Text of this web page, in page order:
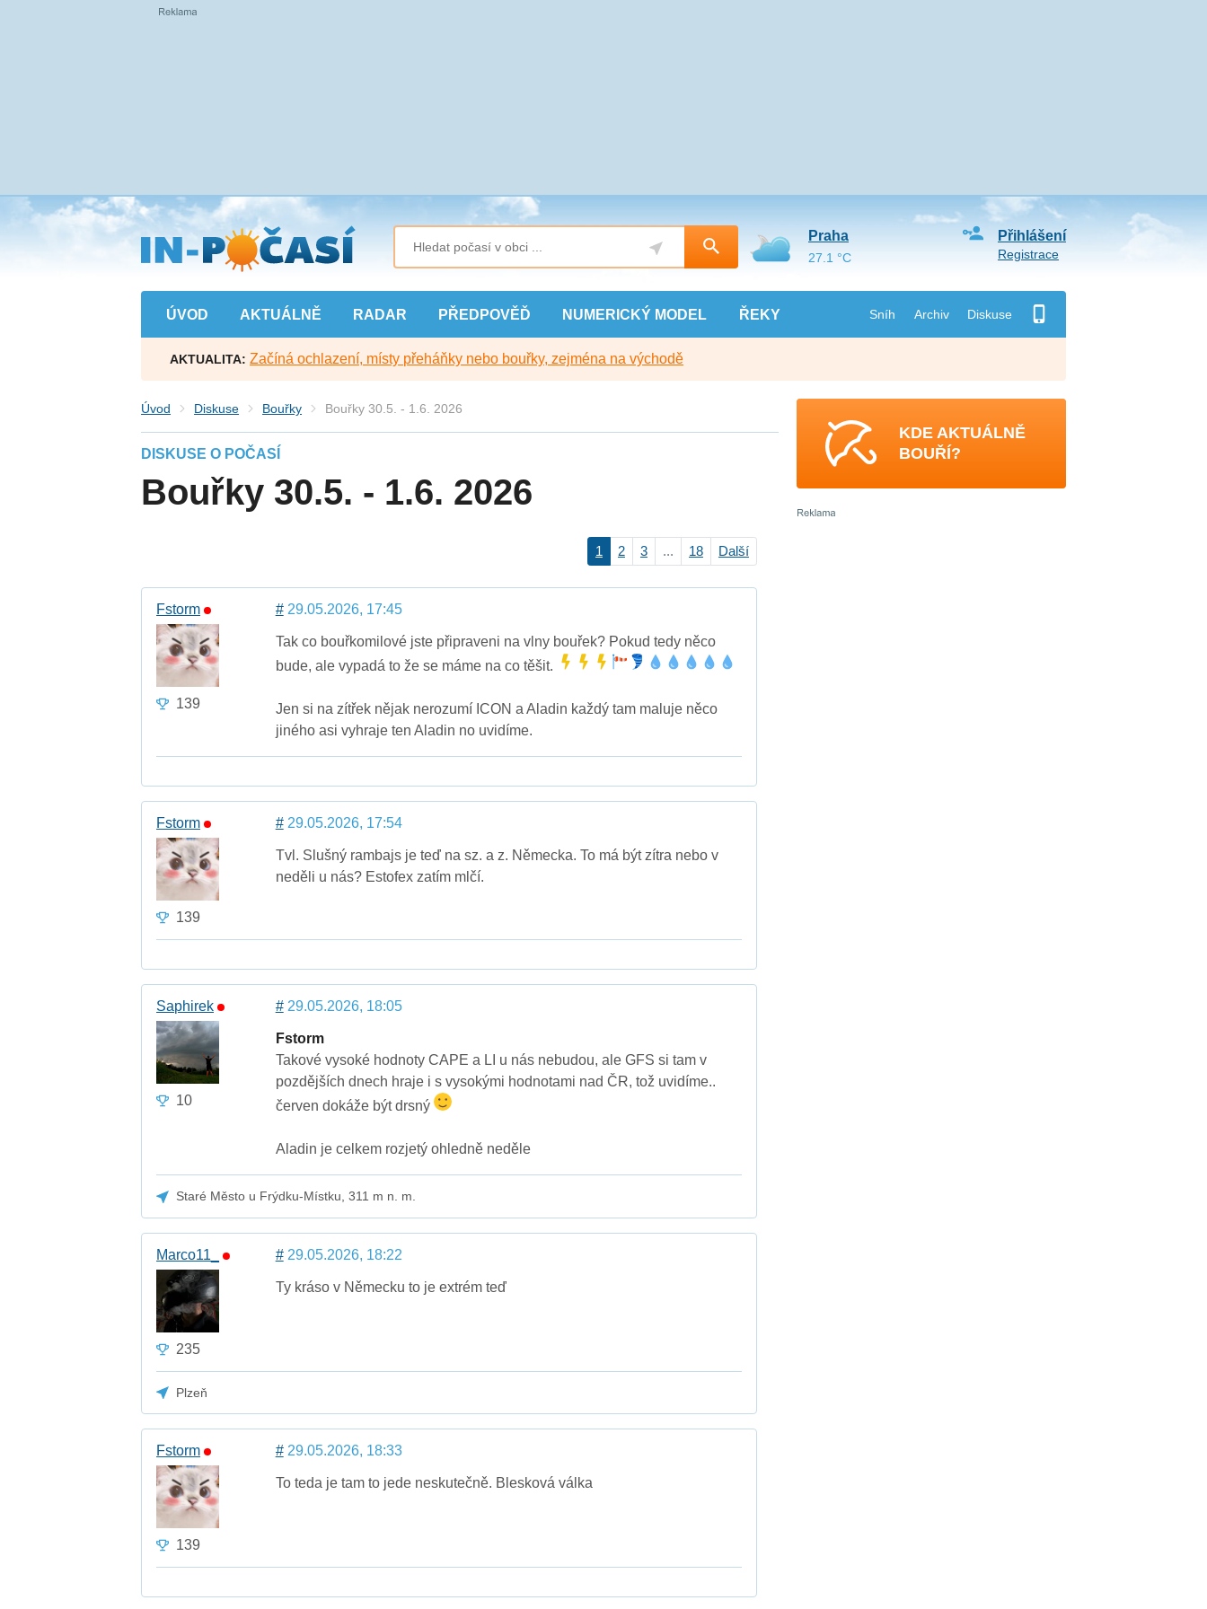
Přejít
na
hlavní
obsah
ÚVOD AKTUÁLNĚ RADAR PŘEDPOVĚĎ NUMERICKÝ MODEL ŘEKY Sníh Archiv Diskuse
Přihlášení
Registrace
Praha
27.1 °C
AKTUALITA: Začíná ochlazení, místy přeháňky nebo bouřky, zejména na východě
Úvod Diskuse Bouřky Bouřky 30.5. - 1.6. 2026
DISKUSE O POČASÍ
Bouřky 30.5. - 1.6. 2026
1 2 3 ... 18 Další
Fstorm
139
#29.05.2026, 17:45
Tak co bouřkomilové jste připraveni na vlny bouřek? Pokud tedy něco
bude, ale vypadá to že se máme na co těšit.
Jen si na zítřek nějak nerozumí ICON a Aladin každý tam maluje něco
jiného asi vyhraje ten Aladin no uvidíme.
Fstorm
139
#29.05.2026, 17:54
Tvl. Slušný rambajs je teď na sz. a z. Německa. To má být zítra nebo v
neděli u nás? Estofex zatím mlčí.
Saphirek
10
#29.05.2026, 18:05
Fstorm
Takové vysoké hodnoty CAPE a LI u nás nebudou, ale GFS si tam v
pozdějších dnech hraje i s vysokými hodnotami nad ČR, tož uvidíme..
červen dokáže být drsný
Aladin je celkem rozjetý ohledně neděle
Staré Město u Frýdku-Místku, 311 m n. m.
Marco11_
235
#29.05.2026, 18:22
Ty kráso v Německu to je extrém teď
Plzeň
Fstorm
139
#29.05.2026, 18:33
To teda je tam to jede neskutečně. Blesková válka
KDE AKTUÁLNĚ
BOUŘÍ?